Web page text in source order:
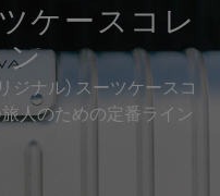
ケースコレ
ン
ジナル) スーツケースコ
人のための定番ライン